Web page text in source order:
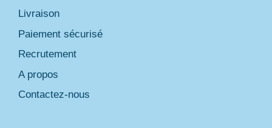
Livraison
Paiement sécurisé
Recrutement
A propos
Contactez-nous